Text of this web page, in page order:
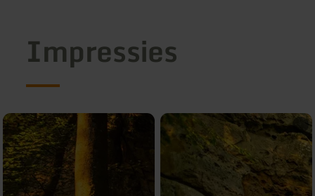
Impressies